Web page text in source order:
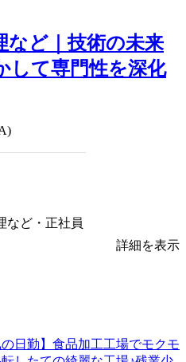
など｜技術の未来
して専門性を深化
など・正社員
詳細を表示